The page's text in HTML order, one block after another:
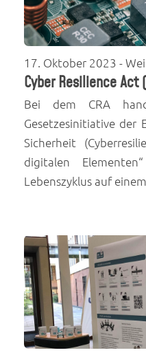
17. Oktober 2023 -
Cyber Resilience Act
Bei dem CRA
Gesetzesinitiative der
Sicherheit
digitalen
Lebenszyklus auf